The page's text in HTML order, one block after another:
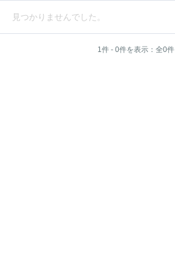
見つかりませんでした。
1件 - 0件を表示：全0件